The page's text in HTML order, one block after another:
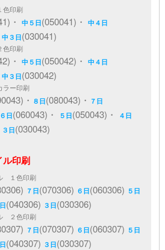
色印刷
・中５日(050041)・中４日
中３日(030041)
色印刷
・中５日(050042)・中４日
中３日(030042)
ー印刷
・ ８日(080043)・ ７日
６日(060043)・ ５日(050043)・ ４日
３日(030043)
ル印刷
１色印刷
７日(070306) ６日(060306) ５日
(040306) ３日(030306)
２色印刷
７日(070307) ６日(060307) ５日
(040307) ３日(030307)